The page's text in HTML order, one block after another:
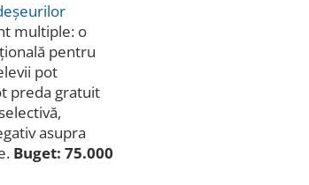
multiple: o
pentru
pot
preda gratuit
asupra
Buget: 75.000